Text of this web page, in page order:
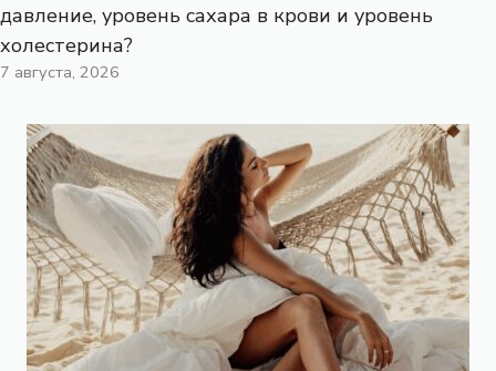
давление, уровень сахара в крови и уровень
холестерина?
7 августа, 2026